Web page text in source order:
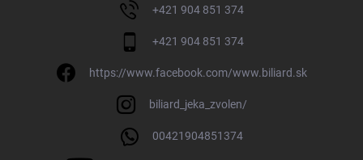
+421 904 851 374
+421 904 851 374
https://www.facebook.com/www.biliard.sk
biliard_jeka_zvolen/
00421904851374